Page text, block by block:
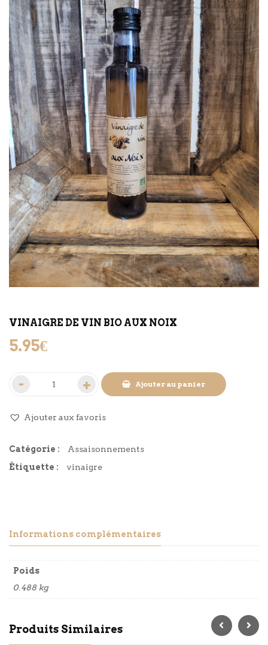
VINAIGRE DE VIN BIO AUX NOIX
5.95€
Ajouter au panier
Ajouter aux favoris
Catégorie :
Assaisonnements
Étiquette :
vinaigre
Informations complémentaires
Poids
0.488 kg
Produits Similaires